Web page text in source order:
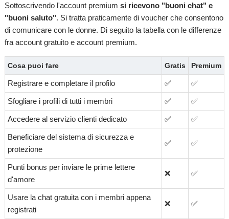
Sottoscrivendo l'account premium si ricevono "buoni chat" e
"buoni saluto". Si tratta praticamente di voucher che consentono
di comunicare con le donne. Di seguito la tabella con le differenze
fra account gratuito e account premium.
Cosa puoi fare Gratis Premium
Registrare e completare il profilo ✅ ✅
Sfogliare i profili di tutti i membri ✅ ✅
Accedere al servizio clienti dedicato ✅ ✅
Beneficiare del sistema di sicurezza e
protezione
✅ ✅
Punti bonus per inviare le prime lettere
d'amore
❌ ✅
Usare la chat gratuita con i membri appena
registrati
❌ ✅